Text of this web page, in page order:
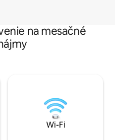
na mesačné
Wi-Fi